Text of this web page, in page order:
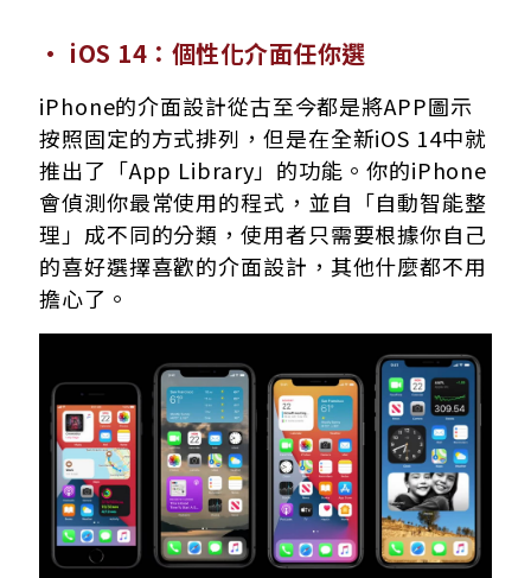
· iOS 14：個性化介面任你選
iPhone的介面設計從古至今都是將APP圖示
按照固定的方式排列，但是在全新iOS 14中就
推出了「App Library」的功能。你的iPhone
會偵測你最常使用的程式，並自「自動智能整
理」成不同的分類，使用者只需要根據你自己
的喜好選擇喜歡的介面設計，其他什麼都不用
擔心了。